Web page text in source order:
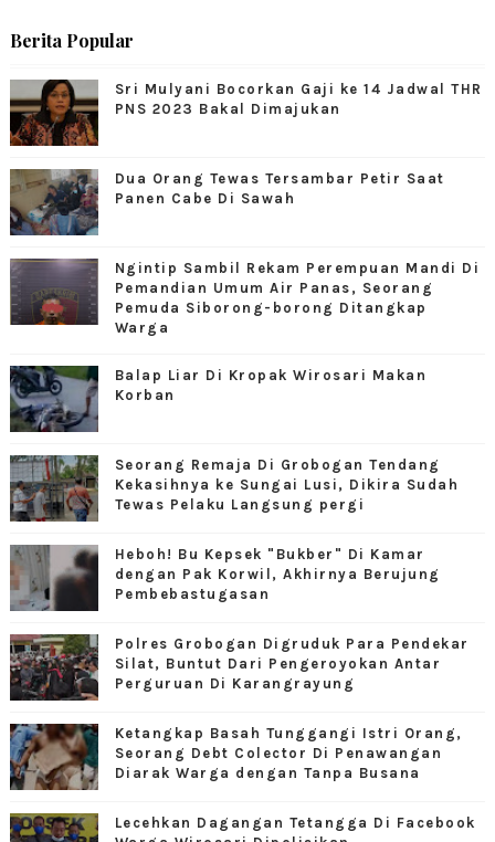
Berita Popular
Sri Mulyani Bocorkan Gaji ke 14 Jadwal THR
PNS 2023 Bakal Dimajukan
Dua Orang Tewas Tersambar Petir Saat
Panen Cabe Di Sawah
Ngintip Sambil Rekam Perempuan Mandi Di
Pemandian Umum Air Panas, Seorang
Pemuda Siborong-borong Ditangkap
Warga
Balap Liar Di Kropak Wirosari Makan
Korban
Seorang Remaja Di Grobogan Tendang
Kekasihnya ke Sungai Lusi, Dikira Sudah
Tewas Pelaku Langsung pergi
Heboh! Bu Kepsek "Bukber" Di Kamar
dengan Pak Korwil, Akhirnya Berujung
Pembebastugasan
Polres Grobogan Digruduk Para Pendekar
Silat, Buntut Dari Pengeroyokan Antar
Perguruan Di Karangrayung
Ketangkap Basah Tunggangi Istri Orang,
Seorang Debt Colector Di Penawangan
Diarak Warga dengan Tanpa Busana
Lecehkan Dagangan Tetangga Di Facebook